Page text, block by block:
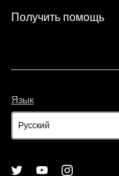
Получить помощь
Язык